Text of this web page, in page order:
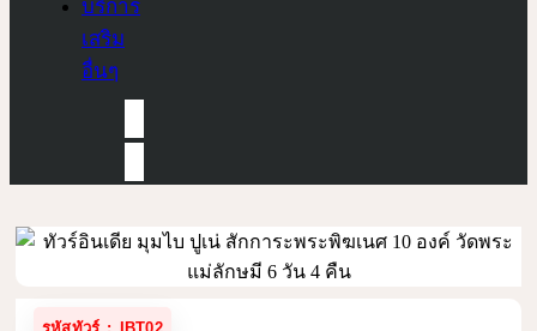
บริการ
เสริม
อื่นๆ